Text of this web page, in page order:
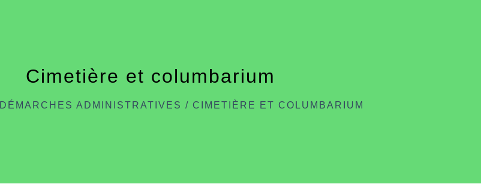
Cimetière et columbarium
DÉMARCHES ADMINISTRATIVES /CIMETIÈRE ET COLUMBARIUM